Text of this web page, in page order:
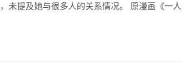
未提及她与很多人的关系情况。 原漫画《一人